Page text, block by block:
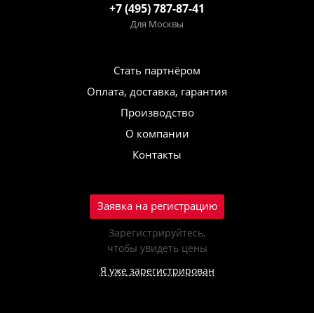
+7 (495) 787-87-41
Для Москвы
Стать партнёром
Оплата, доставка, гарантия
Производство
О компании
Контакты
Заявка на регистрацию
Зарегистрируйтесь,
чтобы увидеть цены
Я уже зарегистрирован